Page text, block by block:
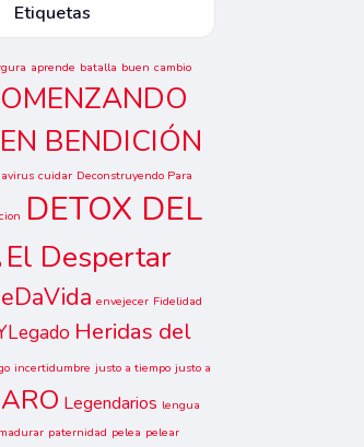
Etiquetas
aprende batalla buen cambio
BENDICIÓN
cuidar Deconstruyendo Para
DETOX DEL
El Despertar
envejecer Fidelidad
Heridas del
incertidumbre justo a tiempo justo a
Legendarios lengua
madurar paternidad pelea pelear